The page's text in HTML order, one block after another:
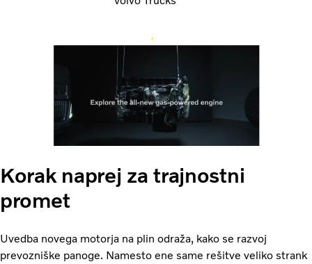
Korak naprej za trajnostni
promet
Uvedba novega motorja na plin odraža, kako se razvoj
prevozniške panoge. Namesto ene same rešitve veliko strank